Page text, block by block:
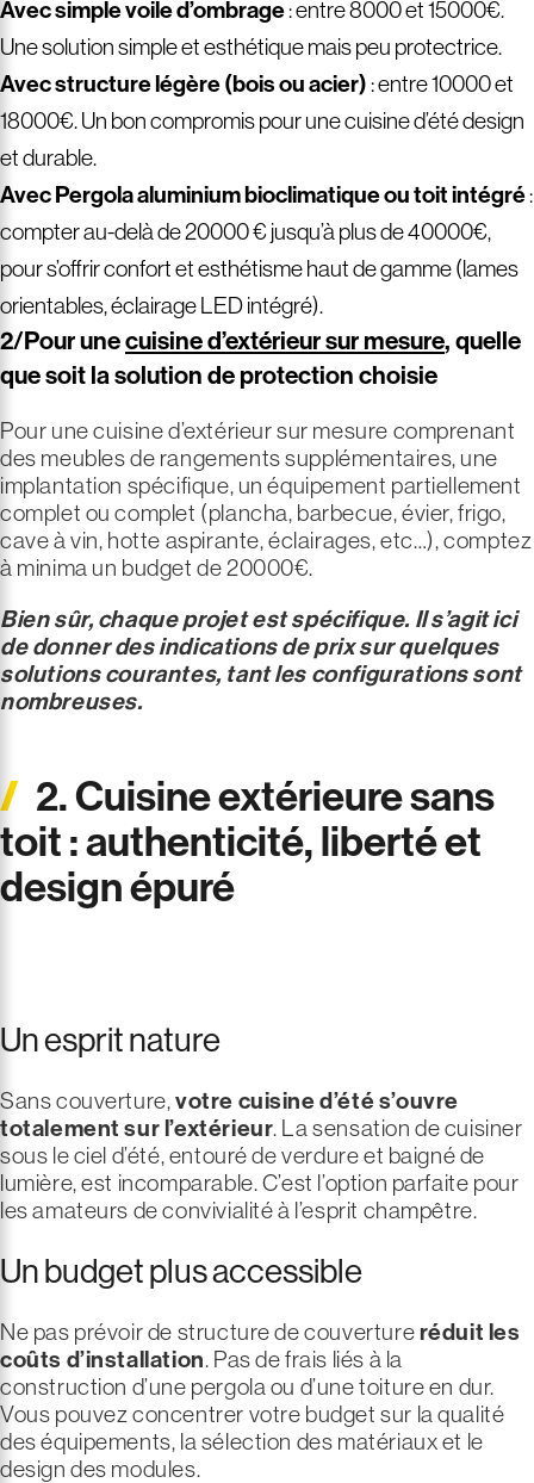
Avec simple voile d’ombrage: entre 8000 et 15000€.
Une solution simple et esthétique mais peu protectrice.
Avec structure légère (bois ou acier): entre 10000 et
18000€. Un bon compromis pour une cuisine d’été design
et durable.
AvecPergola aluminium bioclimatique ou toit intégré:
compter au-delà de 20000 € jusqu’à plus de 40000€,
pour s’offrir confort et esthétisme haut de gamme (lames
orientables, éclairage LED intégré).
2/Pour unecuisine d’extérieur sur mesure, quelle
que soit la solution de protection choisie
Pour une cuisine d’extérieur sur mesure comprenant
des meubles de rangements supplémentaires, une
implantation spécifique, un équipement partiellement
complet ou complet (plancha, barbecue, évier, frigo,
cave à vin, hotte aspirante, éclairages, etc…), comptez
à minima un budget de 20000€.
Bien sûr, chaque projet est spécifique. Il s’agit ici
de donner des indications de prix sur quelques
solutions courantes, tant les configurations sont
nombreuses.
2. Cuisine extérieure sans
toit : authenticité, liberté et
design épuré
Un esprit nature
Sans couverture,votre cuisine d’été s’ouvre
totalement sur l’extérieur. La sensation de cuisiner
sous le ciel d’été, entouré de verdure et baigné de
lumière, est incomparable. C’est l’option parfaite pour
les amateurs de convivialité à l’esprit champêtre.
Un budget plus accessible
Ne pas prévoir de structure de couvertureréduit les
coûts d’installation. Pas de frais liés à la
construction d’une pergola ou d’une toiture en dur.
Vous pouvez concentrer votre budget sur la qualité
des équipements, la sélection des matériaux et le
design des modules.